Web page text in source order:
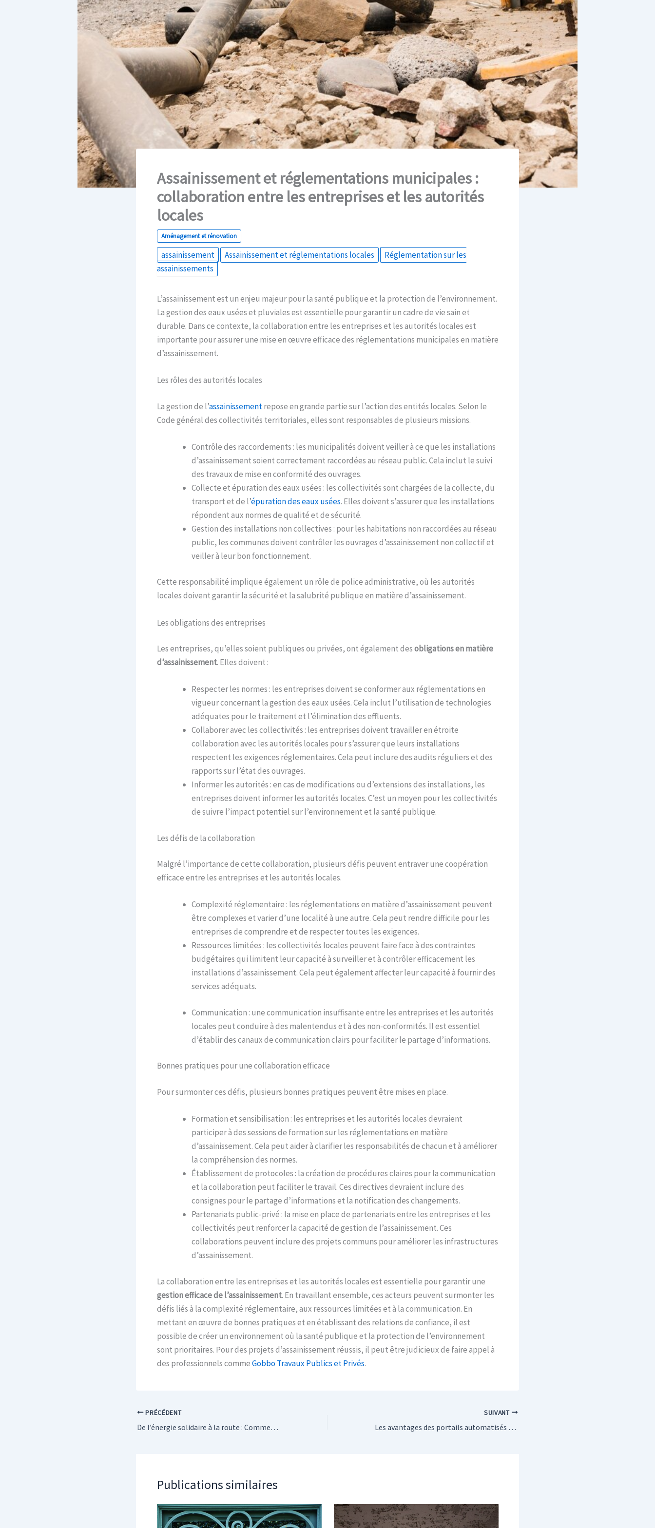
Assainissement et réglementations municipales :
collaboration entre les entreprises et les autorités
locales
Aménagement et rénovation
assainissement Assainissement et réglementations locales
Réglementation sur les
assainissements
L’assainissement est un enjeu majeur pour la santé publique et la protection de l’environnement.
La gestion des eaux usées et pluviales est essentielle pour garantir un cadre de vie sain et
durable. Dans ce contexte, la collaboration entre les entreprises et les autorités locales est
importante pour assurer une mise en œuvre efficace des réglementations municipales en matière
d’assainissement.
Les rôles des autorités locales
La gestion de l’assainissementrepose en grande partie sur l’action des entités locales. Selon le
Code général des collectivités territoriales, elles sont responsables de plusieurs missions.
Contrôle des raccordements : les municipalités doivent veiller à ce que les installations
d’assainissement soient correctement raccordées au réseau public. Cela inclut le suivi
des travaux de mise en conformité des ouvrages.
Collecte et épuration des eaux usées : les collectivités sont chargées de la collecte, du
transport et de l’épuration des eaux usées. Elles doivent s’assurer que les installations
répondent aux normes de qualité et de sécurité.
Gestion des installations non collectives : pour les habitations non raccordées au réseau
public, les communes doivent contrôler les ouvrages d’assainissement non collectif et
veiller à leur bon fonctionnement.
Cette responsabilité implique également un rôle de police administrative, où les autorités
locales doivent garantir la sécurité et la salubrité publique en matière d’assainissement.
Les obligations des entreprises
Les entreprises, qu’elles soient publiques ou privées, ont également desobligations en matière
d’assainissement. Elles doivent :
Respecter les normes : les entreprises doivent se conformer aux réglementations en
vigueur concernant la gestion des eaux usées. Cela inclut l’utilisation de technologies
adéquates pour le traitement et l’élimination des effluents.
Collaborer avec les collectivités : les entreprises doivent travailler en étroite
collaboration avec les autorités locales pour s’assurer que leurs installations
respectent les exigences réglementaires. Cela peut inclure des audits réguliers et des
rapports sur l’état des ouvrages.
Informer les autorités : en cas de modifications ou d’extensions des installations, les
entreprises doivent informer les autorités locales. C’est un moyen pour les collectivités
de suivre l’impact potentiel sur l’environnement et la santé publique.
Les défis de la collaboration
Malgré l’importance de cette collaboration, plusieurs défis peuvent entraver une coopération
efficace entre les entreprises et les autorités locales.
Complexité réglementaire : les réglementations en matière d’assainissement peuvent
être complexes et varier d’une localité à une autre. Cela peut rendre difficile pour les
entreprises de comprendre et de respecter toutes les exigences.
Ressources limitées : les collectivités locales peuvent faire face à des contraintes
budgétaires qui limitent leur capacité à surveiller et à contrôler efficacement les
installations d’assainissement. Cela peut également affecter leur capacité à fournir des
services adéquats.
Communication : une communication insuffisante entre les entreprises et les autorités
locales peut conduire à des malentendus et à des non-conformités. Il est essentiel
d’établir des canaux de communication clairs pour faciliter le partage d’informations.
Bonnes pratiques pour une collaboration efficace
Pour surmonter ces défis, plusieurs bonnes pratiques peuvent être mises en place.
Formation et sensibilisation : les entreprises et les autorités locales devraient
participer à des sessions de formation sur les réglementations en matière
d’assainissement. Cela peut aider à clarifier les responsabilités de chacun et à améliorer
la compréhension des normes.
Établissement de protocoles : la création de procédures claires pour la communication
et la collaboration peut faciliter le travail. Ces directives devraient inclure des
consignes pour le partage d’informations et la notification des changements.
Partenariats public-privé : la mise en place de partenariats entre les entreprises et les
collectivités peut renforcer la capacité de gestion de l’assainissement. Ces
collaborations peuvent inclure des projets communs pour améliorer les infrastructures
d’assainissement.
La collaboration entre les entreprises et les autorités locales est essentielle pour garantir une
gestion efficace de l’assainissement. En travaillant ensemble, ces acteurs peuvent surmonter les
défis liés à la complexité réglementaire, aux ressources limitées et à la communication. En
mettant en œuvre de bonnes pratiques et en établissant des relations de confiance, il est
possible de créer un environnement où la santé publique et la protection de l’environnement
sont prioritaires. Pour des projets d’assainissement réussis, il peut être judicieux de faire appel à
des professionnels commeGobbo Travaux Publics et Privés.
PRÉCÉDENT
De l’énergie solidaire à la route : Comment les transports électriques profitent des initiatives renouvelables ?
SUIVANT
Les avantages des portails automatisés pour la commodité
Publications similaires